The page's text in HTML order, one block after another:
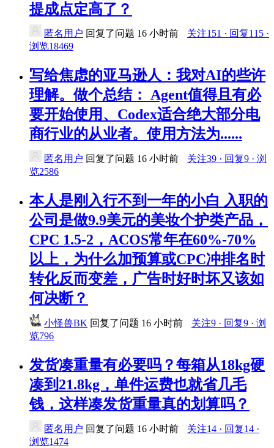
提成点定高了？
匿名用户 回复了问题 16 小时前
关注151 · 回复115 ·
浏览18469
写给焦虑的亚马逊人：我对AI的些许
理解。做个总结： Agent值得且有必
要开始使用、Codex适合绝大部分电
商行业的从业者。使用方法为......
匿名用户 回复了问题 16 小时前
关注39 · 回复9 · 浏
览2586
本人是刚入行不到一年的小白 入职的
公司是做9.9美元的美妆个护类产品，
CPC 1.5-2，ACOS常年在60%-70%
以上，为什么加预算或CPC冲排名时
转化反而变差，广告时好时坏又该如
何决断？
小怪兽BK 回复了问题 16 小时前
关注9 · 回复9 · 浏
览796
发货凑重量有必要吗？每箱从18kg硬
凑到21.8kg，单件运费也就省几毛
钱，这样凑发货重量真的划算吗？
匿名用户 回复了问题 16 小时前
关注14 · 回复14 ·
浏览1474